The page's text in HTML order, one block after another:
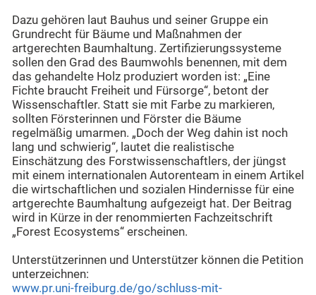
Dazu gehören laut Bauhus und seiner Gruppe ein
Grundrecht für Bäume und Maßnahmen der
artgerechten Baumhaltung. Zertifizierungssysteme
sollen den Grad des Baumwohls benennen, mit dem
das gehandelte Holz produziert worden ist: „Eine
Fichte braucht Freiheit und Fürsorge“, betont der
Wissenschaftler. Statt sie mit Farbe zu markieren,
sollten Försterinnen und Förster die Bäume
regelmäßig umarmen. „Doch der Weg dahin ist noch
lang und schwierig“, lautet die realistische
Einschätzung des Forstwissenschaftlers, der jüngst
mit einem internationalen Autorenteam in einem Artikel
die wirtschaftlichen und sozialen Hindernisse für eine
artgerechte Baumhaltung aufgezeigt hat. Der Beitrag
wird in Kürze in der renommierten Fachzeitschrift
„Forest Ecosystems“ erscheinen.
Unterstützerinnen und Unterstützer können die Petition
unterzeichnen:
www.pr.uni-freiburg.de/go/schluss-mit-